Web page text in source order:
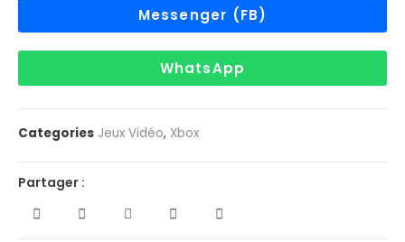
Messenger (FB)
WhatsApp
Categories Jeux Vidéo, Xbox
Partager :